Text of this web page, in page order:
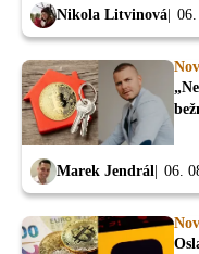
Nikola Litvinová
Marek Jendrál 06.